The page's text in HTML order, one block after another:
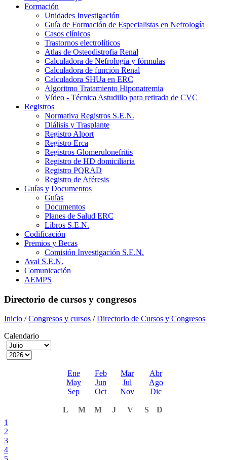
Formación
Unidades Investigación
Guía de Formación de Especialistas en Nefrología
Casos clínicos
Trastornos electrolíticos
Atlas de Osteodistrofia Renal
Calculadora de Nefrología y fórmulas
Calculadora de función Renal
Calculadora SHUa en ERC
Algoritmo Tratamiento Hiponatremia
Vídeo - Técnica Astudillo para retirada de CVC
Registros
Normativa Registros S.E.N.
Diálisis y Trasplante
Registro Alport
Registro Erca
Registros Glomerulonefritis
Registro de HD domiciliaria
Registro PQRAD
Registro de Aféresis
Guías y Documentos
Guías
Documentos
Planes de Salud ERC
Libros S.E.N.
Codificación
Premios y Becas
Comisión Investigación S.E.N.
Aval S.E.N.
Comunicación
AEMPS
Directorio de cursos y congresos
Inicio /Congresos y cursos /Directorio de Cursos y Congresos
Calendario
Ene Feb Mar
Abr
May
Jun Jul
Ago
Sep
Oct Nov Dic
L M M J V S
D
1
2
3
4